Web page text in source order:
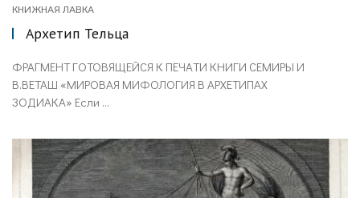
КНИЖНАЯ ЛАВКА
Архетип Тельца
ФРАГМЕНТ ГОТОВЯЩЕЙСЯ К ПЕЧАТИ КНИГИ СЕМИРЫ И
В.ВЕТАШ «МИРОВАЯ МИФОЛОГИЯ В АРХЕТИПАХ
ЗОДИАКА» Если ...